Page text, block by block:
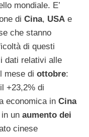
mondiale. E’
di Cina, USA e
che stanno
di questi
dati relativi alle
mese di ottobre:
+23,2% di
economica in Cina
un aumento dei
cinese